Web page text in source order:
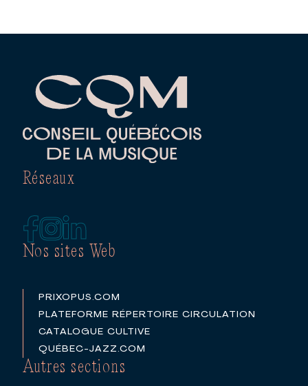
Nos sites Web
PRIXOPUS.COM
PLATEFORME RÉPERTOIRE CIRCULATION
CATALOGUE CULTIVE
QUÉBEC-JAZZ.COM
Autres sections
Réseaux